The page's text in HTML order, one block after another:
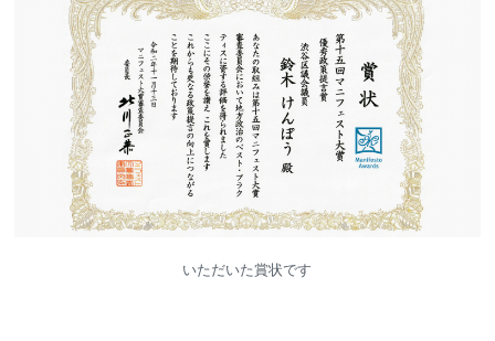
いただいた賞状です